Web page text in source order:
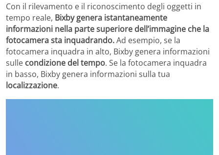
Con il rilevamento e il riconoscimento degli oggetti in
tempo reale, Bixby genera istantaneamente
informazioni nella parte superiore dell’immagine che la
fotocamera sta inquadrando.Ad esempio, se la
fotocamera inquadra in alto, Bixby genera informazioni
sulle condizione del tempo. Se la fotocamera inquadra
in basso, Bixby genera informazioni sulla tua
localizzazione.